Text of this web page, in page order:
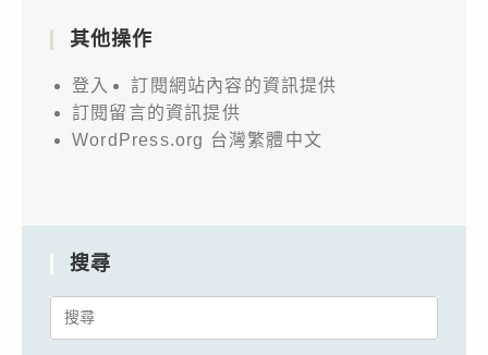
其他操作
登入
訂閱網站內容的資訊提供
訂閱留言的資訊提供
WordPress.org 台灣繁體中文
搜尋
Search